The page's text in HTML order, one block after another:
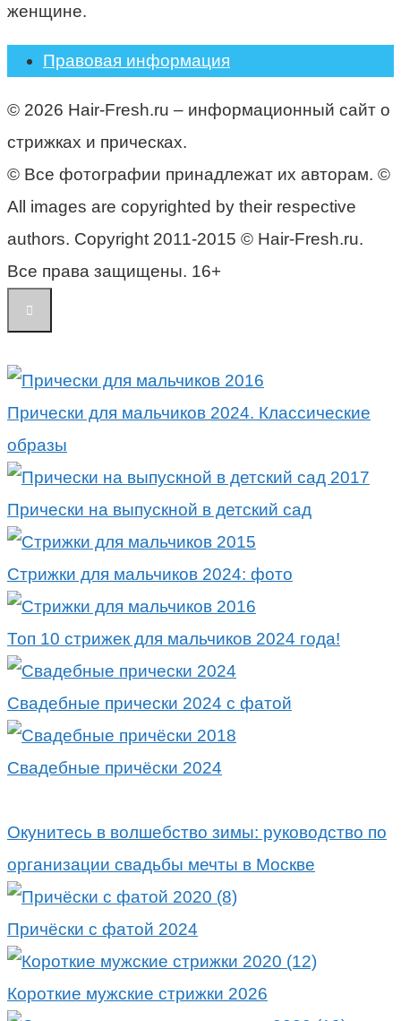
женщине.
Правовая информация
© 2026 Hair-Fresh.ru – информационный сайт о
стрижках и прическах.
© Все фотографии принадлежат их авторам. ©
All images are copyrighted by their respective
authors. Copyright 2011-2015 © Hair-Fresh.ru.
Все права защищены. 16+
Прически для мальчиков 2024. Классические
образы
Прически на выпускной в детский сад
Стрижки для мальчиков 2024: фото
Топ 10 стрижек для мальчиков 2024 года!
Свадебные прически 2024 с фатой
Свадебные причёски 2024
Окунитесь в волшебство зимы: руководство по
организации свадьбы мечты в Москве
Причёски с фатой 2024
Короткие мужские стрижки 2026